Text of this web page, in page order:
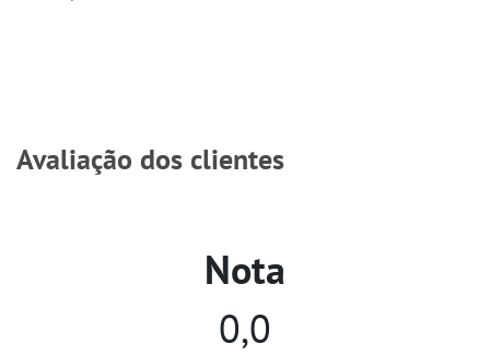
Avaliação dos clientes
Nota
0,0